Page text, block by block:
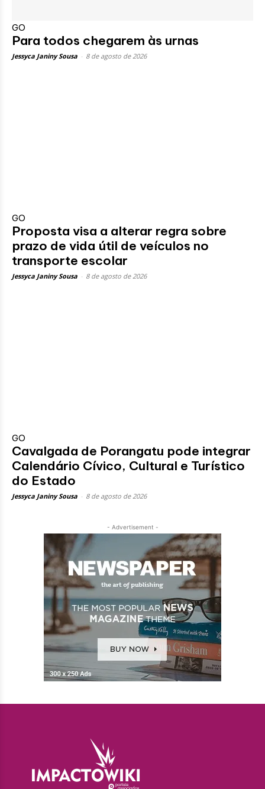
GO
Para todos chegarem às urnas
Jessyca Janiny Sousa 8 de agosto de 2026
GO
Proposta visa a alterar regra sobre
prazo de vida útil de veículos no
transporte escolar
Jessyca Janiny Sousa 8 de agosto de 2026
GO
Cavalgada de Porangatu pode integrar
Calendário Cívico, Cultural e Turístico
do Estado
Jessyca Janiny Sousa 8 de agosto de 2026
- Advertisement -